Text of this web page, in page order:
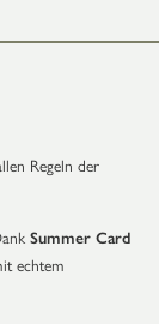
Regeln der
Summer Card
echtem